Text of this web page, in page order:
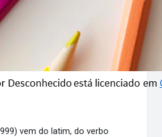
vem do latim, do verbo